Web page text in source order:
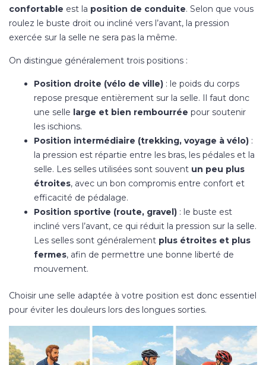
confortable est la position de conduite. Selon que vous
roulez le buste droit ou incliné vers l’avant, la pression
exercée sur la selle ne sera pas la même.
On distingue généralement trois positions :
Position droite (vélo de ville) : le poids du corps
repose presque entièrement sur la selle. Il faut donc
une selle large et bien rembourrée pour soutenir
les ischions.
Position intermédiaire (trekking, voyage à vélo) :
la pression est répartie entre les bras, les pédales et la
selle. Les selles utilisées sont souvent un peu plus
étroites, avec un bon compromis entre confort et
efficacité de pédalage.
Position sportive (route, gravel) : le buste est
incliné vers l’avant, ce qui réduit la pression sur la selle.
Les selles sont généralement plus étroites et plus
fermes, afin de permettre une bonne liberté de
mouvement.
Choisir une selle adaptée à votre position est donc essentiel
pour éviter les douleurs lors des longues sorties.